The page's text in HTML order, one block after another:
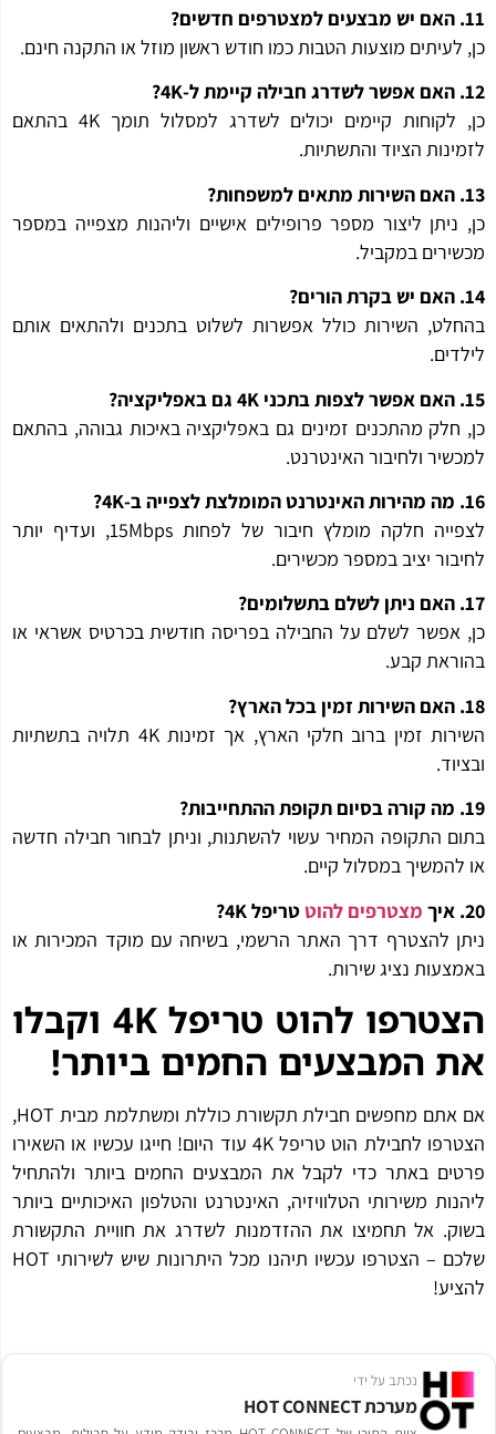
לעיתים מוצעות הטבות כמו חודש ראשון מוזל או התקנה חינם.
כן, לקוחות קיימים יכולים לשדרג למסלול תומך 4K בהתאם
הציוד והתשתיות.
ניתן ליצור מספר פרופילים אישיים וליהנות מצפייה במספר
במקביל.
השירות כולל אפשרות לשלוט בתכנים ולהתאים אותם
חלק מהתכנים זמינים גם באפליקציה באיכות גבוהה, בהתאם
ולחיבור האינטרנט.
לצפייה חלקה מומלץ חיבור של לפחות 15Mbps, ועדיף יותר
יציב במספר מכשירים.
אפשר לשלם על החבילה בפריסה חודשית בכרטיס אשראי או
קבע.
השירות זמין ברוב חלקי הארץ, אך זמינות 4K תלויה בתשתיות
התקופה המחיר עשוי להשתנות, וניתן לבחור חבילה חדשה
במסלול קיים.
מצטרפים להוטטריפל 4K?
להצטרף דרך האתר הרשמי, בשיחה עם מוקד המכירות או
נציג שירות.
להוט טריפל 4K
וקבלו
המבצעים החמים ביותר!
אם אתם מחפשים חבילת תקשורת כוללת ומשתלמת מבית HOT,
הצטרפו לחבילת הוט טריפל 4K עוד היום! חייגו עכשיו או השאירו
באתר כדי לקבל את המבצעים החמים ביותר ולהתחיל
משירותי הטלוויזיה, האינטרנט והטלפון האיכותיים ביותר
אל תחמיצו את ההזדמנות לשדרג את חוויית התקשורת
שלכם – הצטרפו עכשיו תיהנו מכל היתרונות שיש לשירותי HOT
נכתב על ידי
מערכת HOT CONNECT